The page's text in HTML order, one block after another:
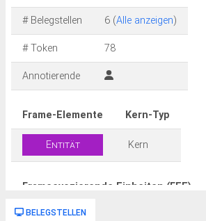
# Belegstellen 6 (Alle anzeigen)
# Token 78
Annotierende
Frame-Elemente Kern-Typ
Entität Kern
Frameevozierende Einheiten (FEE)
Komparativ:ADJ-er_als_gedacht.CXN
BELEGSTELLEN